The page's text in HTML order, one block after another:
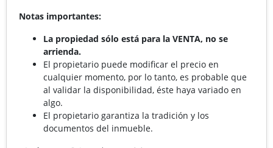
Notas importantes:
La propiedad sólo está para la VENTA, no se
arrienda.
El propietario puede modificar el precio en
cualquier momento, por lo tanto, es probable que
al validar la disponibilidad, éste haya variado en
algo.
El propietario garantiza la tradición y los
documentos del inmueble.